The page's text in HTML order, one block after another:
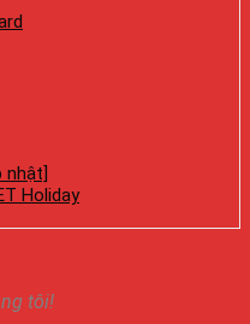
nhật]
Holiday
tôi!